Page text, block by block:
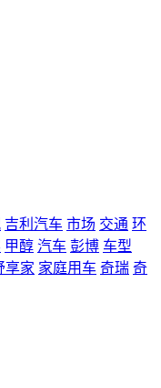
吉利汽车 市场 交通 环
甲醇 汽车 彭博 车型
享家 家庭用车 奇瑞 奇